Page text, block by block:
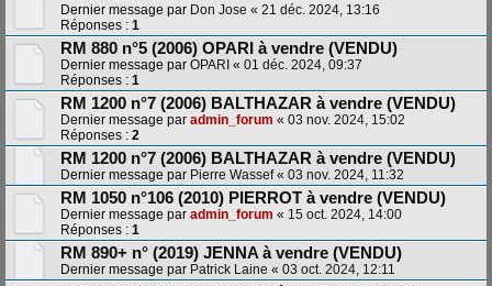
Dernier message par Don Jose « 21 déc. 2024, 13:16
Réponses : 1
RM 880 n°5 (2006) OPARI à vendre (VENDU)
Dernier message par OPARI « 01 déc. 2024, 09:37
Réponses : 1
RM 1200 n°7 (2006) BALTHAZAR à vendre (VENDU)
Dernier message par admin_forum « 03 nov. 2024, 15:02
Réponses : 2
RM 1200 n°7 (2006) BALTHAZAR à vendre (VENDU)
Dernier message par Pierre Wassef« 03 nov. 2024, 11:32
RM 1050 n°106 (2010) PIERROT à vendre (VENDU)
Dernier message par admin_forum « 15 oct. 2024, 14:00
Réponses : 1
RM 890+ n° (2019) JENNA à vendre (VENDU)
Dernier message par Patrick Laine « 03 oct. 2024, 12:11